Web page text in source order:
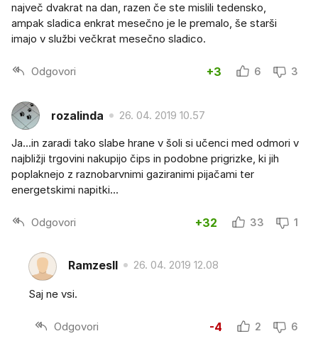
največ dvakrat na dan, razen če ste mislili tedensko,
ampak sladica enkrat mesečno je le premalo, še starši
imajo v službi večkrat mesečno sladico.
Odgovori +3 6 3
rozalinda 26. 04. 2019 10.57
Ja...in zaradi tako slabe hrane v šoli si učenci med odmori v
najbližji trgovini nakupijo čips in podobne prigrizke, ki jih
poplaknejo z raznobarvnimi gaziranimi pijačami ter
energetskimi napitki...
Odgovori +32 33 1
RamzesII 26. 04. 2019 12.08
Saj ne vsi.
Odgovori -4 2 6